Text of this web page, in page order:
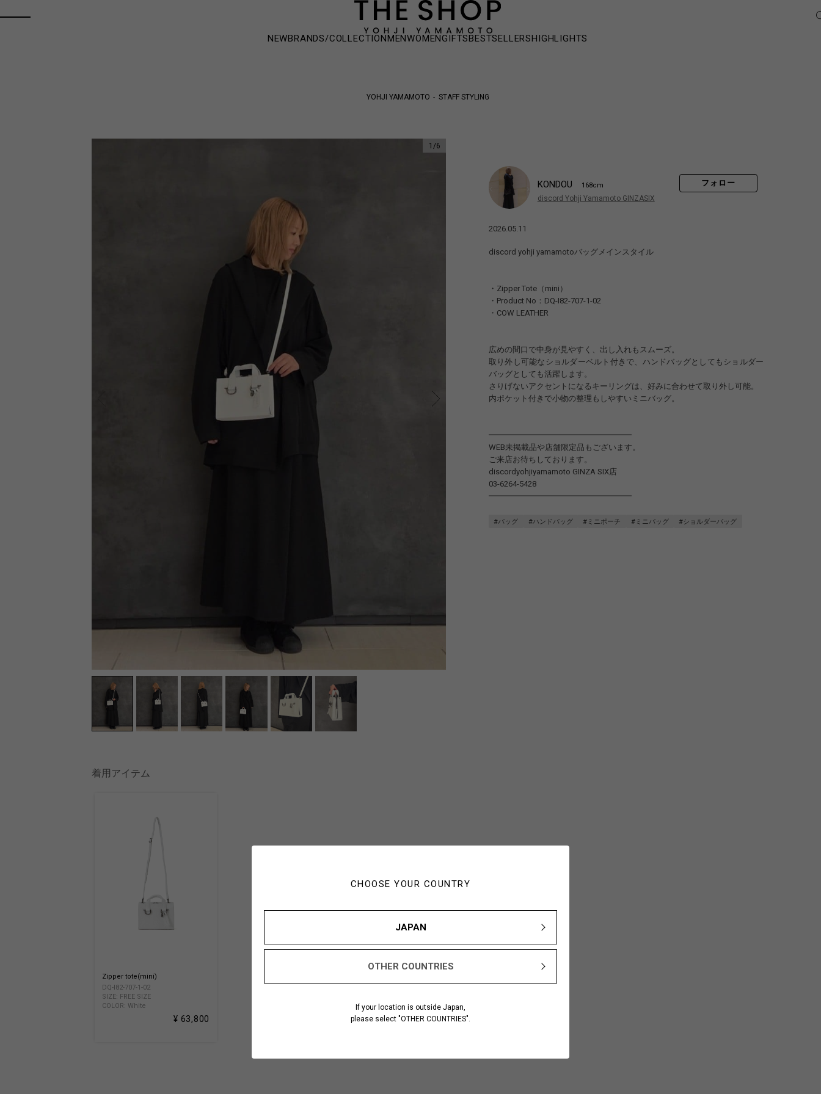
CHOOSE YOUR COUNTRY
JAPAN
OTHER COUNTRIES
If your location is outside Japan,
please select "OTHER COUNTRIES".
NEWBRANDS/COLLECTIONMENWOMENGIFTSBESTSELLERSHIGHLIGHTS
YOHJI YAMAMOTO STAFF STYLING
1 /6
KONDOU 168cm
discord Yohji Yamamoto GINZASIX
フォロー
2026.05.11
discord yohji yamamotoバッグメインスタイル
・Zipper Tote（mini）
・Product No：DQ-I82-707-1-02
・COW LEATHER
広めの間口で中身が見やすく、出し入れもスムーズ。
取り外し可能なショルダーベルト付きで、ハンドバッグとしてもショルダー
バッグとしても活躍します。
さりげないアクセントになるキーリングは、好みに合わせて取り外し可能。
内ポケット付きで小物の整理もしやすいミニバッグ。
━━━━━━━━━━━━━━━━━━
WEB未掲載品や店舗限定品もございます。
ご来店お待ちしております。
discordyohjiyamamoto GINZA SIX店
03-6264-5428
━━━━━━━━━━━━━━━━━━
#バッグ #ハンドバッグ #ミニポーチ #ミニバッグ #ショルダーバッグ
着用アイテム
Zipper tote(mini)
DQ-I82-707-1-02
SIZE: FREE SIZE
COLOR: White
¥ 63,800